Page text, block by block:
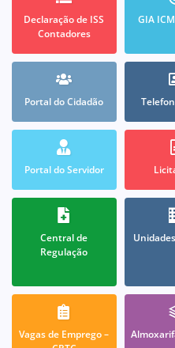
Declaração de ISS
Contadores
GIA
Portal do Cidadão
Portal do Servidor
Central de
Regulação
Vagas de Emprego –